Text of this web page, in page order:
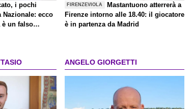
i pochi
ecco
è un falso
FIRENZEVIOLA
Mastantuono atterrerà a
Firenze intorno alle 18.40: il giocatore
è in partenza da Madrid
ANGELO GIORGETTI